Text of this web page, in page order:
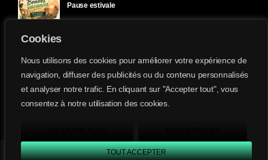
Cookies
Nous utilisons des cookies pour améliorer votre expérience de
navigation, diffuser des publicités ou du contenu personnalisés
et analyser notre trafic. En cliquant sur "Accepter tout", vous
consentez à notre utilisation des cookies.
TOUT ACCEPTER
Divergence FM
Pause estivale
Ici l’Ombre – mardi 28 juillet